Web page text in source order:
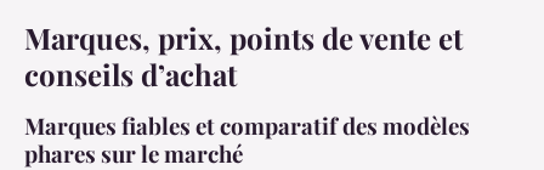
Marques, prix, points de vente et
conseils d’achat
Marques fiables et comparatif des modèles
phares sur le marché